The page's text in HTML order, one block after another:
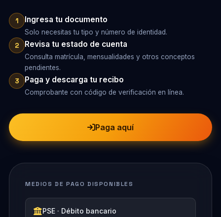
1 Ingresa tu documento
Solo necesitas tu tipo y número de identidad.
2 Revisa tu estado de cuenta
Consulta matrícula, mensualidades y otros conceptos
pendientes.
3 Paga y descarga tu recibo
Comprobante con código de verificación en línea.
Paga aquí
MEDIOS DE PAGO DISPONIBLES
PSE · Débito bancario